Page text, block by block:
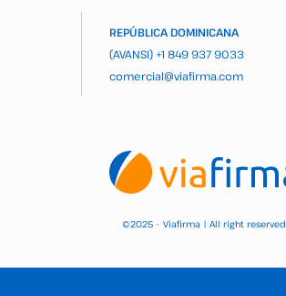
REPÚBLICA DOMINICANA
(AVANSI) +1 849 937 9033
comercial@viafirma.com
©2025 – Viafirma | All right reserved